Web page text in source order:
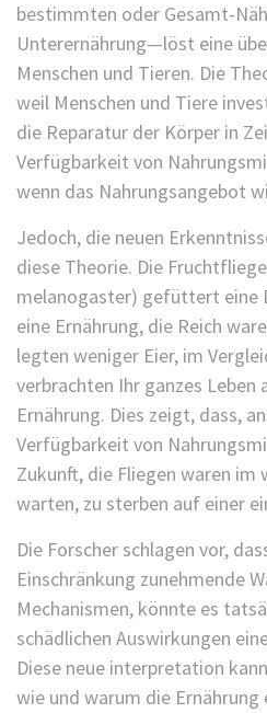
bestimmten oder Gesamt-
Unterernährung—löst eine
Menschen und Tieren. Die
weil Menschen und Tiere
die Reparatur der Körper in
Verfügbarkeit von
wenn das Nahrungsangebot
Jedoch, die neuen
diese Theorie. Die
melanogaster) gefüttert eine
eine Ernährung, die Reich
legten weniger Eier, im
verbrachten Ihr ganzes Leben
Ernährung. Dies zeigt, dass,
Verfügbarkeit von
Zukunft, die Fliegen waren im
warten, zu sterben auf einer
Die Forscher schlagen vor,
Einschränkung zunehmende
Mechanismen, könnte es
schädlichen Auswirkungen
Diese neue interpretation
wie und warum die